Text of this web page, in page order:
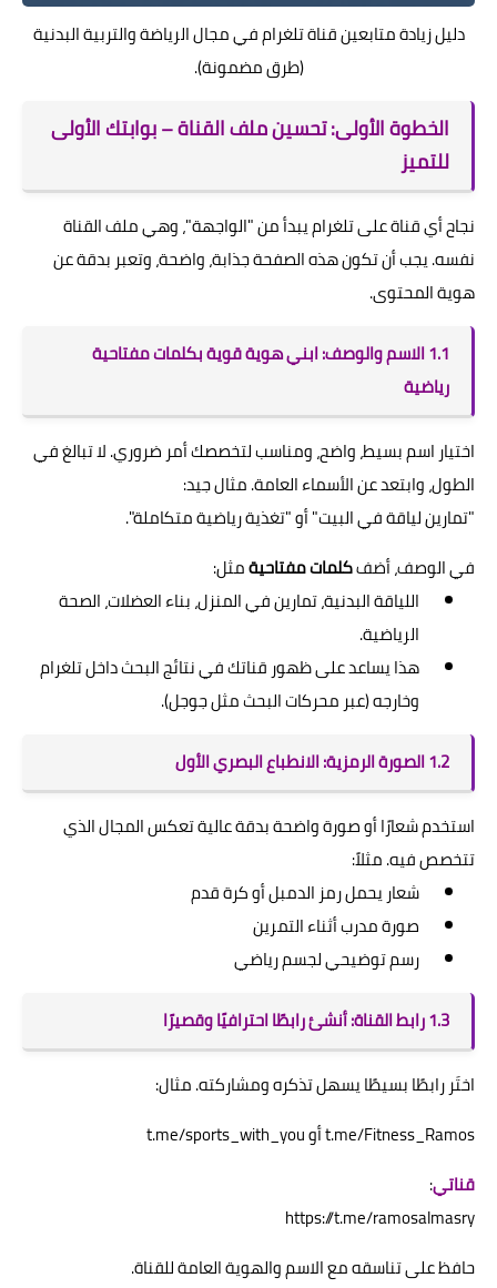
دليل زيادة متابعين قناة تلغرام في مجال الرياضة والتربية البدنية
(طرق مضمونة).
الخطوة الأولى: تحسين ملف القناة – بوابتك الأولى
للتميز
نجاح أي قناة على تلغرام يبدأ من "الواجهة"، وهي ملف القناة
نفسه. يجب أن تكون هذه الصفحة جذابة، واضحة، وتعبر بدقة عن
هوية المحتوى.
1.1 الاسم والوصف: ابني هوية قوية بكلمات مفتاحية
رياضية
اختيار اسم بسيط، واضح، ومناسب لتخصصك أمر ضروري. لا تبالغ في
الطول، وابتعد عن الأسماء العامة. مثال جيد:
"تمارين لياقة في البيت" أو "تغذية رياضية متكاملة".
في الوصف، أضفكلمات مفتاحيةمثل:
اللياقة البدنية، تمارين في المنزل، بناء العضلات، الصحة
الرياضية.
هذا يساعد على ظهور قناتك في نتائج البحث داخل تلغرام
وخارجه (عبر محركات البحث مثل جوجل).
1.2 الصورة الرمزية: الانطباع البصري الأول
استخدم شعارًا أو صورة واضحة بدقة عالية تعكس المجال الذي
تتخصص فيه. مثلاً:
شعار يحمل رمز الدمبل أو كرة قدم
صورة مدرب أثناء التمرين
رسم توضيحي لجسم رياضي
1.3 رابط القناة: أنشئ رابطًا احترافيًا وقصيرًا
اختَر رابطًا بسيطًا يسهل تذكره ومشاركته. مثال:
t.me/Fitness_Ramos أو t.me/sports_with_you
قناتي:
https://t.me/ramosalmasry
حافظ على تناسقه مع الاسم والهوية العامة للقناة.